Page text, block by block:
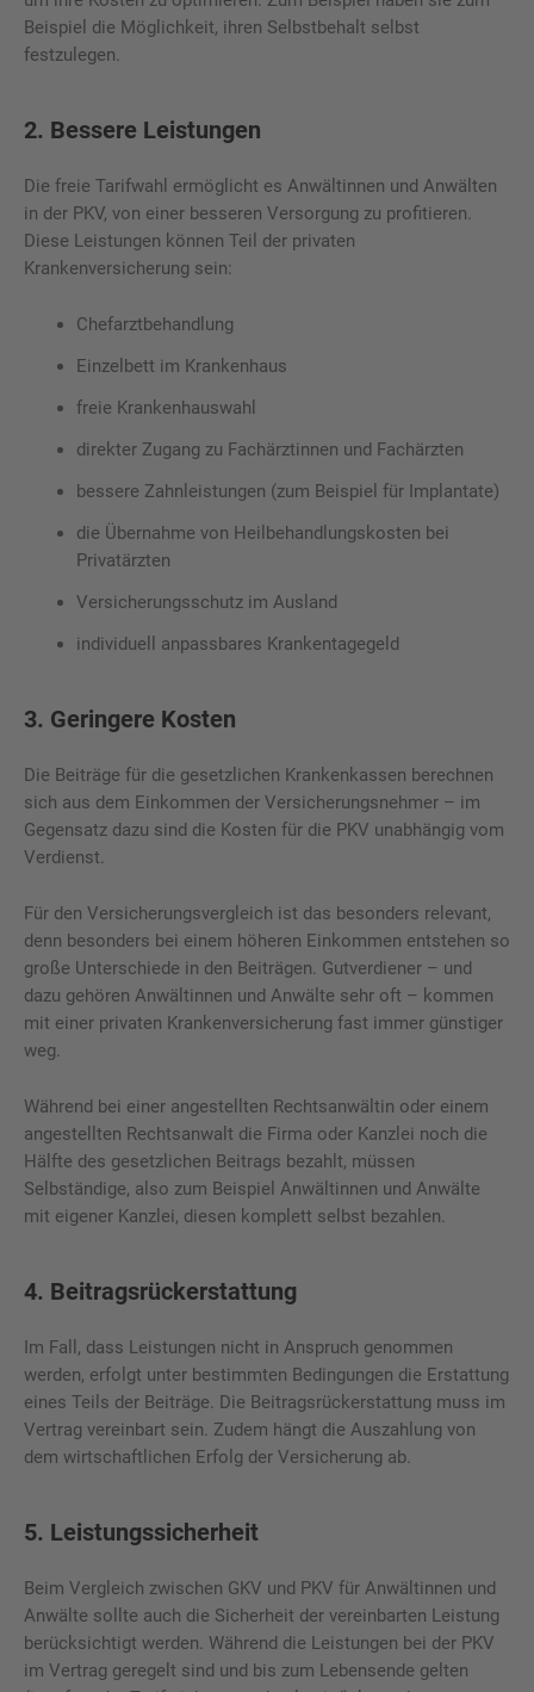
Beispiel die Möglichkeit, ihren Selbstbehalt selbst
festzulegen.
2. Bessere Leistungen
Die freie Tarifwahl ermöglicht es Anwältinnen und Anwälten
in der PKV, von einer besseren Versorgung zu profitieren.
Diese Leistungen können Teil der privaten
Krankenversicherung sein:
Chefarztbehandlung
Einzelbett im Krankenhaus
freie Krankenhauswahl
direkter Zugang zu Fachärztinnen und Fachärzten
bessere Zahnleistungen (zum Beispiel für Implantate)
die Übernahme von Heilbehandlungskosten bei
Privatärzten
Versicherungsschutz im Ausland
individuell anpassbares Krankentagegeld
3. Geringere Kosten
Die Beiträge für die gesetzlichen Krankenkassen berechnen
sich aus dem Einkommen der Versicherungsnehmer – im
Gegensatz dazu sind die Kosten für die PKV unabhängig vom
Verdienst.
Für den Versicherungsvergleich ist das besonders relevant,
denn besonders bei einem höheren Einkommen entstehen so
große Unterschiede in den Beiträgen. Gutverdiener – und
dazu gehören Anwältinnen und Anwälte sehr oft – kommen
mit einer privaten Krankenversicherung fast immer günstiger
weg.
Während bei einer angestellten Rechtsanwältin oder einem
angestellten Rechtsanwalt die Firma oder Kanzlei noch die
Hälfte des gesetzlichen Beitrags bezahlt, müssen
Selbständige, also zum Beispiel Anwältinnen und Anwälte
mit eigener Kanzlei, diesen komplett selbst bezahlen.
4. Beitragsrückerstattung
Im Fall, dass Leistungen nicht in Anspruch genommen
werden, erfolgt unter bestimmten Bedingungen die Erstattung
eines Teils der Beiträge. Die Beitragsrückerstattung muss im
Vertrag vereinbart sein. Zudem hängt die Auszahlung von
dem wirtschaftlichen Erfolg der Versicherung ab.
5. Leistungssicherheit
Beim Vergleich zwischen GKV und PKV für Anwältinnen und
Anwälte sollte auch die Sicherheit der vereinbarten Leistung
berücksichtigt werden. Während die Leistungen bei der PKV
im Vertrag geregelt sind und bis zum Lebensende gelten